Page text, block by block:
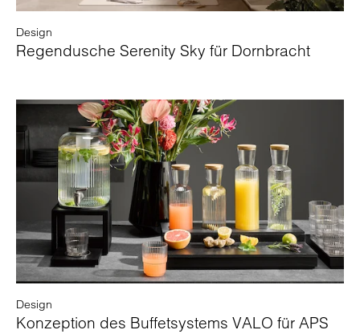
Design
Regendusche Serenity Sky für Dornbracht
Design
Konzeption des Buffetsystems VALO für APS